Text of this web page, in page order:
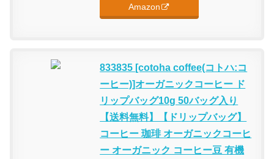
Amazon
833835 [cotoha coffee(コトハ:コ
ーヒー)]オーガニックコーヒー ド
リップバッグ10g 50バッグ入り
【送料無料】【ドリップバッグ】
コーヒー 珈琲 オーガニックコーヒ
ー オーガニック コーヒー豆 有機